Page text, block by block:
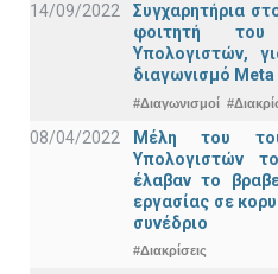
14/09/2022
Συγχαρητήρια
φοιτητή του
Υπολογιστών,
διαγωνισμό
#Διαγωνισμοί
08/04/2022
Μέλη του
Υπολογιστών
έλαβαν το
εργασίας σε
συνέδριο
#Διακρίσεις